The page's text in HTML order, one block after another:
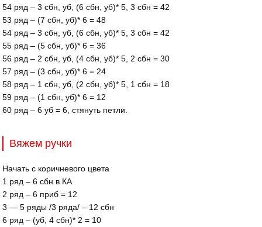
54 ряд – 3 сбн, уб, (6 сбн, уб)* 5, 3 сбн = 42
53 ряд – (7 сбн, уб)* 6 = 48
54 ряд – 3 сбн, уб, (6 сбн, уб)* 5, 3 сбн = 42
55 ряд – (5 сбн, уб)* 6 = 36
56 ряд – 2 сбн, уб, (4 сбн, уб)* 5, 2 сбн = 30
57 ряд – (3 сбн, уб)* 6 = 24
58 ряд – 1 сбн, уб, (2 сбн, уб)* 5, 1 сбн = 18
59 ряд – (1 сбн, уб)* 6 = 12
60 ряд – 6 уб = 6, стянуть петли.
Вяжем ручки
Начать с коричневого цвета
1 ряд – 6 сбн в КА
2 ряд – 6 приб = 12
3 — 5 ряды /3 ряда/ – 12 сбн
6 ряд – (уб, 4 сбн)* 2 = 10